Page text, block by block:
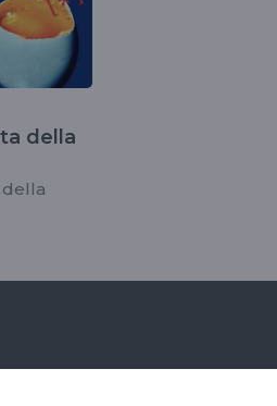
della